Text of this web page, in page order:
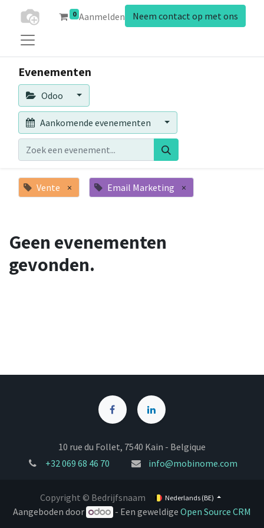
0 Aanmelden Neem contact op met ons
Evenementen
Odoo
Aankomende evenementen
Vente × Email Marketing ×
Geen evenementen
gevonden.
10 rue du Follet, 7540 Kain - Belgique
+32 069 68 46 70 info@mobinome.com
Copyright © Bedrijfsnaam Nederlands (BE)
Aangeboden door - Een geweldigeOpen Source CRM